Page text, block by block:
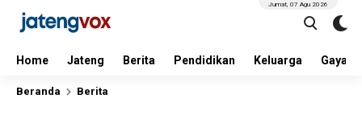
Home Jateng Berita Pendidikan Keluarga Gaya
Jumat, 07 Agu 2026
Beranda Berita